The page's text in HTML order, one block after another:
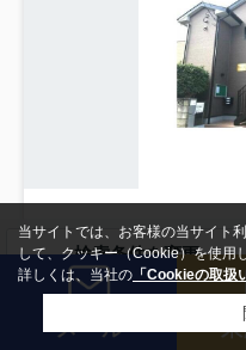
船橋市西船
フレーズＹＣ
-管理/共益費4,500円
京成本線「京成西船」駅 徒
検索条件を変更
当サイトでは、お客様の当サイト
して、クッキー（Cookie）を使用
詳しくは、当社の 「Cookieの取扱